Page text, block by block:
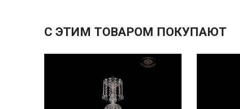
С ЭТИМ ТОВАРОМ ПОКУПАЮТ